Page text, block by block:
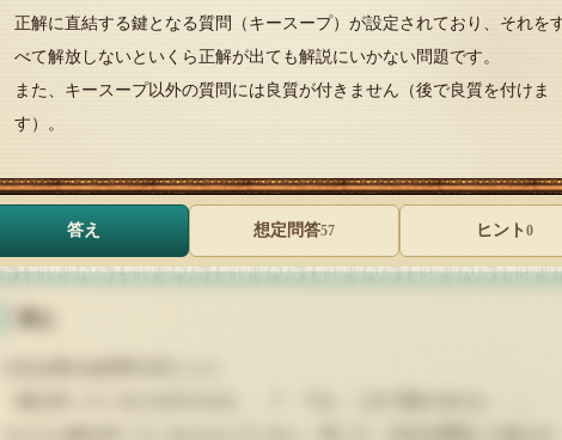
正解に直結する鍵となる質問（キースープ）が設定されており、それを
べて解放しないといくら正解が出ても解説にいかない問題です。
また、キースープ以外の質問には良質が付きません（後で良質を付けま
す）。
答え 想定問答57 ヒント 0